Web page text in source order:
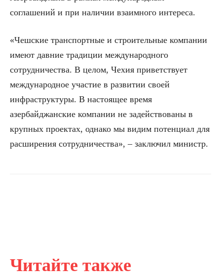
Читайте также
соглашений и при наличии взаимного интереса.
«Чешские транспортные и строительные компании
имеют давние традиции международного
сотрудничества. В целом, Чехия приветствует
международное участие в развитии своей
инфраструктуры. В настоящее время
азербайджанские компании не задействованы в
крупных проектах, однако мы видим потенциал для
расширения сотрудничества», – заключил министр.